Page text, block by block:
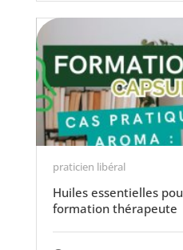
praticien libéral
Huiles essentielles
formation thérapeute